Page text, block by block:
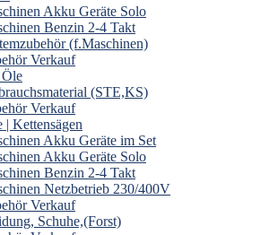
Akku Geräte Solo
Benzin 2-4 Takt
(f.Maschinen)
Verkauf
(STE,KS)
Verkauf
| Kettensägen
Akku Geräte im Set
Akku Geräte Solo
Benzin 2-4 Takt
Netzbetrieb 230/400V
Verkauf
Schuhe,(Forst)